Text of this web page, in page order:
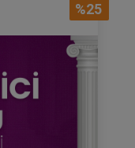
%25